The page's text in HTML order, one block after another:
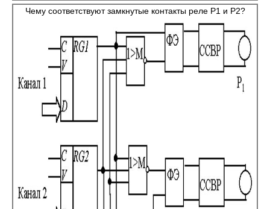
Чему соответствуют замкнутые контакты реле Р1 и Р2?